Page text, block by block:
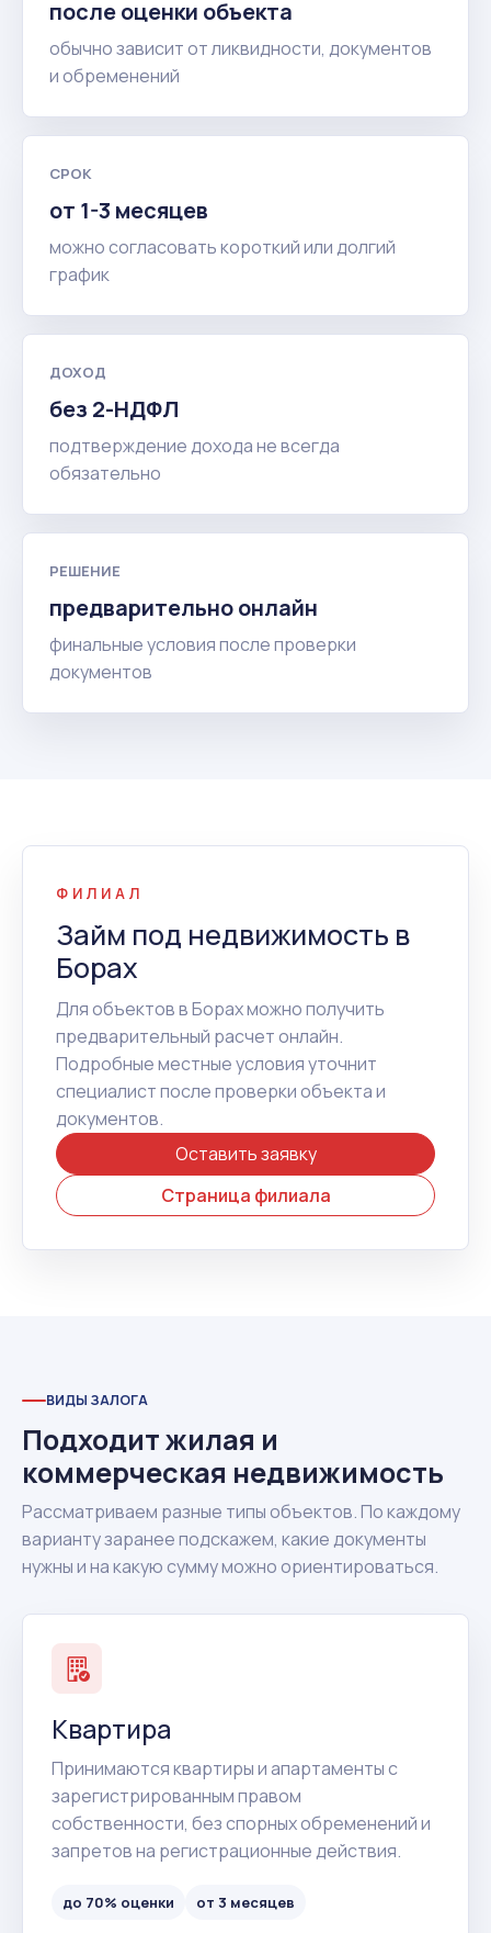
после оценки объекта
обычно зависит от ликвидности, документов
и обременений
СРОК
от 1-3 месяцев
можно согласовать короткий или долгий
график
ДОХОД
без 2-НДФЛ
подтверждение дохода не всегда
обязательно
РЕШЕНИЕ
предварительно онлайн
финальные условия после проверки
документов
ФИЛИАЛ
Займ под недвижимость в
Борах
Для объектов в Борах можно получить
предварительный расчет онлайн.
Подробные местные условия уточнит
специалист после проверки объекта и
документов.
Оставить заявку
Страница филиала
ВИДЫ ЗАЛОГА
Подходит жилая и
коммерческая недвижимость
Рассматриваем разные типы объектов. По каждому
варианту заранее подскажем, какие документы
нужны и на какую сумму можно ориентироваться.
Квартира
Принимаются квартиры и апартаменты с
зарегистрированным правом
собственности, без спорных обременений и
запретов на регистрационные действия.
до 70% оценки от 3 месяцев